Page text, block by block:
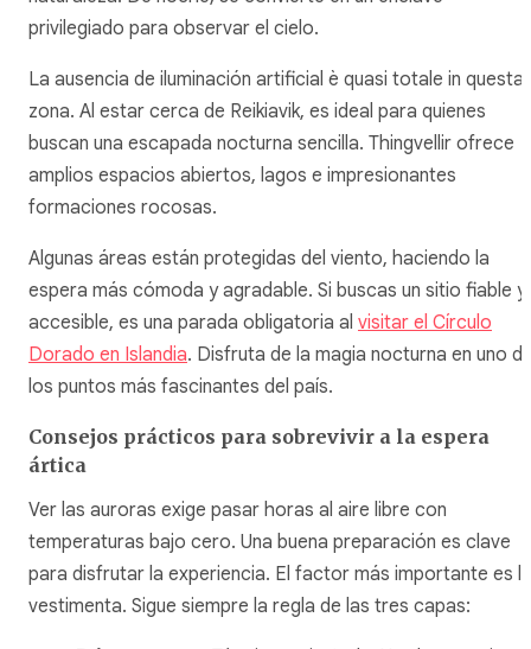
privilegiado para observar el cielo.
La ausencia de iluminación artificial è quasi totale in questa
zona. Al estar cerca de Reikiavik, es ideal para quienes
buscan una escapada nocturna sencilla. Thingvellir ofrece
amplios espacios abiertos, lagos e impresionantes
formaciones rocosas.
Algunas áreas están protegidas del viento, haciendo la
espera más cómoda y agradable. Si buscas un sitio fiable y
accesible, es una parada obligatoria al visitar el Círculo
Dorado en Islandia. Disfruta de la magia nocturna en uno
los puntos más fascinantes del país.
Consejos prácticos para sobrevivir a la espera
ártica
Ver las auroras exige pasar horas al aire libre con
temperaturas bajo cero. Una buena preparación es clave
para disfrutar la experiencia. El factor más importante es la
vestimenta. Sigue siempre la regla de las tres capas: